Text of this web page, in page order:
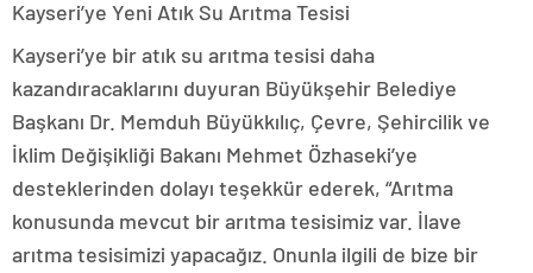
Kayseri’ye Yeni Atık Su Arıtma Tesisi
Kayseri’ye bir atık su arıtma tesisi daha
kazandıracaklarını duyuran Büyükşehir Belediye
Başkanı Dr. Memduh Büyükkılıç, Çevre, Şehircilik ve
İklim Değişikliği Bakanı Mehmet Özhaseki’ye
desteklerinden dolayı teşekkür ederek, “Arıtma
konusunda mevcut bir arıtma tesisimiz var. İlave
arıtma tesisimizi yapacağız. Onunla ilgili de bize bir